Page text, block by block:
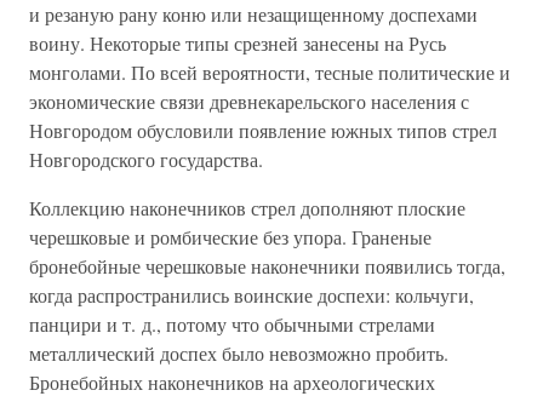
и резаную рану коню или незащищенному доспехами
воину. Некоторые типы срезней занесены на Русь
монголами. По всей вероятности, тесные политические и
экономические связи древнекарельского населения с
Новгородом обусловили появление южных типов стрел
Новгородского государства.
Коллекцию наконечников стрел дополняют плоские
черешковые и ромбические без упора. Граненые
бронебойные черешковые наконечники появились тогда,
когда распространились воинские доспехи: кольчуги,
панцири и т. д., потому что обычными стрелами
металлический доспех было невозможно пробить.
Бронебойных наконечников на археологических